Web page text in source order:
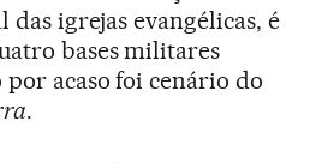
igrejas evangélicas, é
bases militares
acaso foi cenário do
.